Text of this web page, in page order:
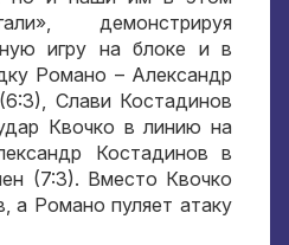
демонстрируя
игру на блоке и в
Романо – Александр
Слави Костадинов
Квочко в линию на
Костадинов в
(7:3). Вместо Квочко
а Романо пуляет атаку